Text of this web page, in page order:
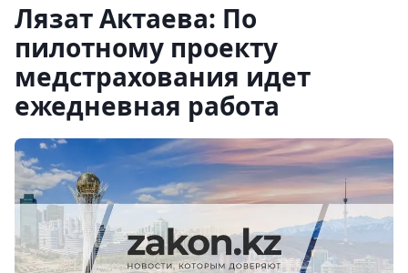
Лязат Актаева: По
пилотному проекту
медстрахования идет
ежедневная работа